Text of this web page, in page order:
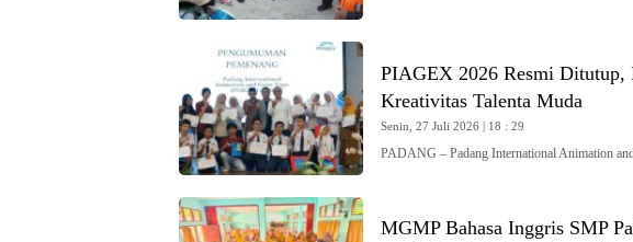
PIAGEX 2026 Resmi Ditutup,
Kreativitas Talenta Muda
Senin, 27 Juli 2026 | 18 : 29
PADANG – Padang International Animation
MGMP Bahasa Inggris SMP